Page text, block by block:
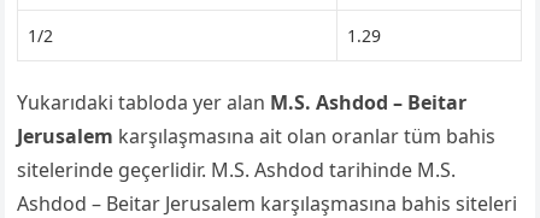
1/2 1.29
Yukarıdaki tabloda yer alan M.S. Ashdod – Beitar
Jerusalem karşılaşmasına ait olan oranlar tüm bahis
sitelerinde geçerlidir. M.S. Ashdod tarihinde M.S.
Ashdod – Beitar Jerusalem karşılaşmasına bahis siteleri